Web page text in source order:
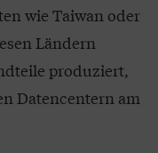
wie Taiwan oder
Ländern
produziert,
Datencentern am